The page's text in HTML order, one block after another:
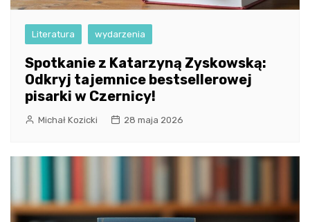
Literatura wydarzenia
Spotkanie z Katarzyną Zyskowską:
Odkryj tajemnice bestsellerowej
pisarki w Czernicy!
Michał Kozicki 28 maja 2026